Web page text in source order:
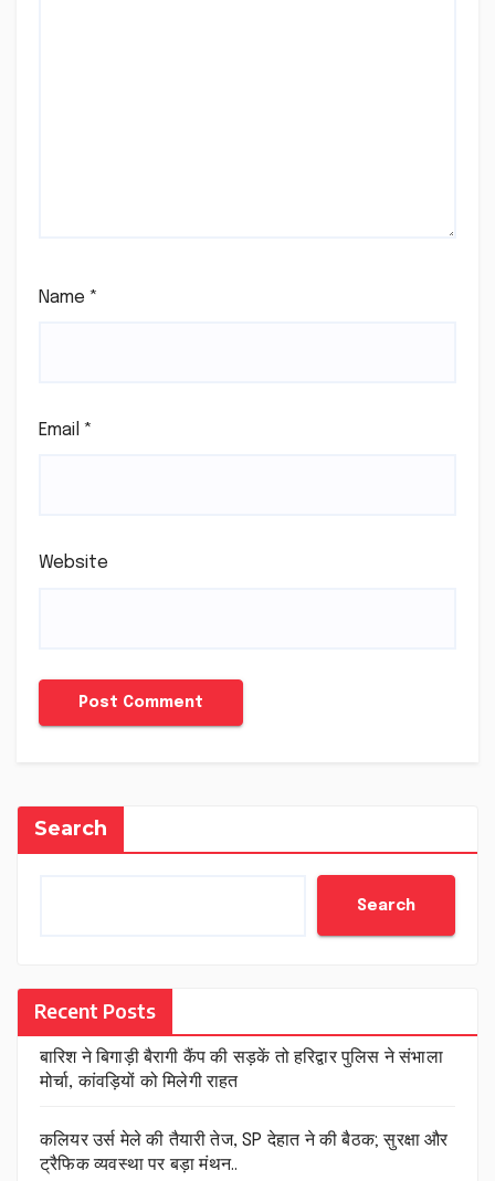
Name *
Email *
Website
Search
Search
Recent Posts
बारिश ने बिगाड़ी बैरागी कैंप की सड़कें तो हरिद्वार पुलिस ने संभाला
मोर्चा, कांवड़ियों को मिलेगी राहत
कलियर उर्स मेले की तैयारी तेज, SP देहात ने की बैठक; सुरक्षा और
ट्रैफिक व्यवस्था पर बड़ा मंथन..